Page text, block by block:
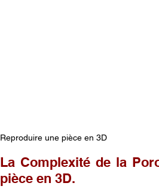
Reproduire une pièce en 3D
La Complexité de la
pièce en 3D.